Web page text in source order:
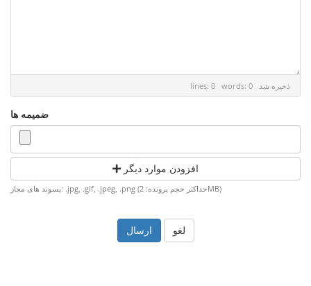
lines: 0 words: 0 ذخیره شد
ضمیمه ها
افزودن موارد دیگر
پسوند های مجاز: .jpg, .gif, .jpeg, .png (حداکثر حجم پرونده: 2MB)
لغو